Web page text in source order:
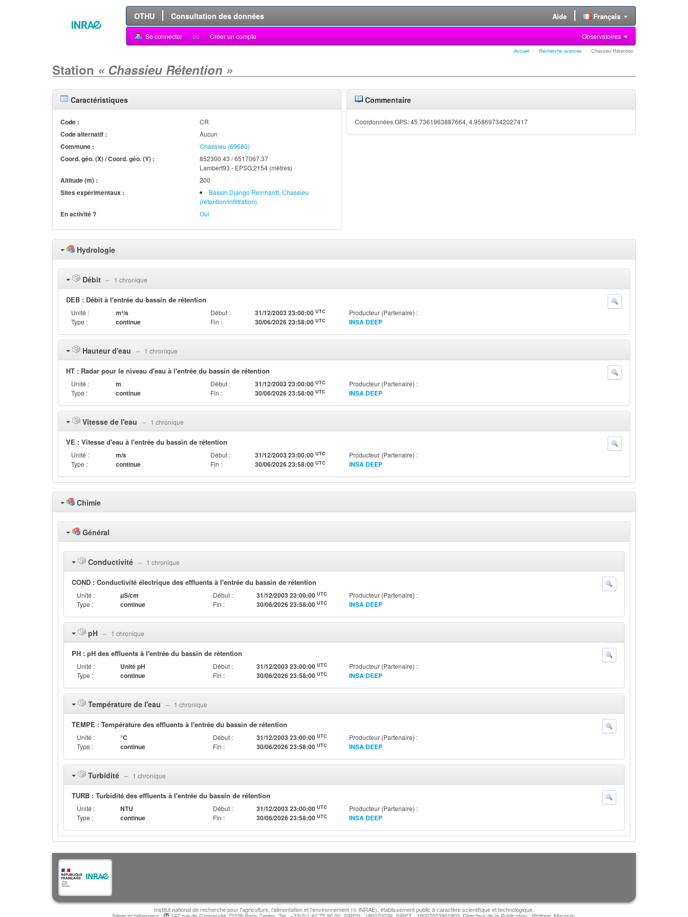
OTHU Consultation des données Aide Français
Se connecter ou Créer un compte Observatoires
Accueil Recherche avancée Chassieu Rétention
Station « Chassieu Rétention »
Caractéristiques
Code : CR
Code alternatif : Aucun
Commune : Chassieu (69680)
Coord. géo. (X) / Coord. géo. (Y) :
852300.43 / 6517067.37
Lambert93 - EPSG:2154 (mètres)
Altitude (m) : 200
Sites expérimentaux :
Bassin Django Reinhardt, Chassieu
(rétention/infiltration)
En activité ? Oui
Commentaire
Coordonnées GPS: 45.7361963887664, 4.958697342027417
Hydrologie
Débit ‒ 1 chronique
DEB : Débit à l'entrée du bassin de rétention
Unité : m³/s
Type : continue
Début : 31/12/2003 23:00:00 UTC
Fin : 30/06/2026 23:58:00 UTC
Producteur (Partenaire) :
INSA DEEP
Hauteur d'eau ‒ 1 chronique
HT : Radar pour le niveau d'eau à l'entrée du bassin de rétention
Unité : m
Type : continue
Début : 31/12/2003 23:00:00 UTC
Fin : 30/06/2026 23:58:00 UTC
Producteur (Partenaire) :
INSA DEEP
Vitesse de l'eau ‒ 1 chronique
VE : Vitesse d'eau à l'entrée du bassin de rétention
Unité : m/s
Type : continue
Début : 31/12/2003 23:00:00 UTC
Fin : 30/06/2026 23:58:00 UTC
Producteur (Partenaire) :
INSA DEEP
Chimie
Général
Conductivité ‒ 1 chronique
COND : Conductivité électrique des effluents à l'entrée du bassin de rétention
Unité : µS/cm
Type : continue
Début : 31/12/2003 23:00:00UTC
Fin : 30/06/2026 23:58:00UTC
Producteur (Partenaire) :
INSA DEEP
pH ‒ 1 chronique
PH : pH des effluents à l'entrée du bassin de rétention
Unité : Unité pH
Type : continue
Début : 31/12/2003 23:00:00UTC
Fin : 30/06/2026 23:58:00UTC
Producteur (Partenaire) :
INSA DEEP
Température de l'eau ‒ 1 chronique
TEMPE : Température des effluents à l'entrée du bassin de rétention
Unité : °C
Type : continue
Début : 31/12/2003 23:00:00UTC
Fin : 30/06/2026 23:58:00UTC
Producteur (Partenaire) :
INSA DEEP
Turbidité ‒ 1 chronique
TURB : Turbidité des effluents à l'entrée du bassin de rétention
Unité : NTU
Type : continue
Début : 31/12/2003 23:00:00UTC
Fin : 30/06/2026 23:58:00UTC
Producteur (Partenaire) :
INSA DEEP
Institut national de recherche pour l'agriculture, l'alimentation et l'environnement (© INRAE), établissement public à caractère scientifique et technologique.